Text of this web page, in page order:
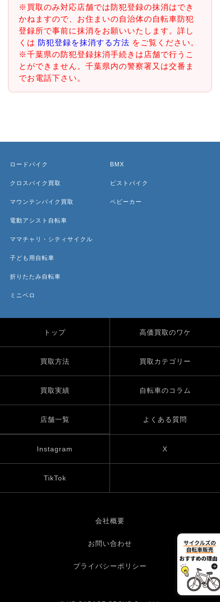
※買取のみ対応店舗では防犯登録の抹消はでき
かねますので、お住まいの自治体の自転車防犯
登録所で事前に抹消をお願いいたします。詳し
くは 防犯登録を抹消する方法 をご覧ください。
※千葉県の防犯登録抹消手続きは店舗で行うこ
とができません。千葉県内の警察署又は交番ま
でお電話下さい。
ロードバイク
クロスバイク買取
マウンテンバイク買取
電動アシスト自転車
ママチャリ・シティサイクル
子ども用自転車
折りたたみ自転車
ミニベロ
BMX
ピストバイク
ベビーカー
トップ 高価買取のワケ
買取方法 買取カテゴリー
買取実績 自転車のコラム
店舗一覧 よくある質問
Instagram X
TikTok
会社概要
お問い合わせ
プライバシーポリシー